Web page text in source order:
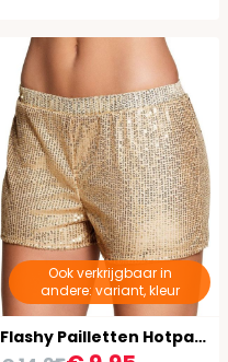
Ook verkrijgbaar in
andere: variant, kleur
Flashy Pailletten Hotpants Goud